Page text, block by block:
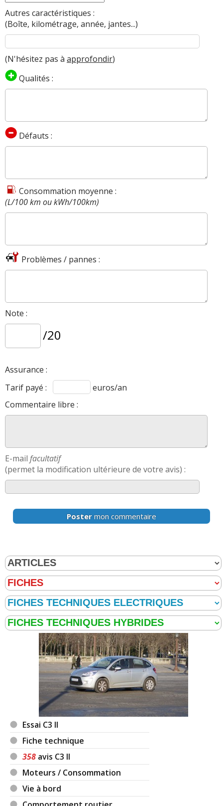
Autres caractéristiques :
(Boîte, kilométrage, année, jantes...)
(N'hésitez pas à approfondir)
Qualités :
Défauts :
Consommation moyenne :
(L/100 km ou kWh/100km)
Problèmes / pannes :
Note :
/20
Assurance :
Tarif payé :
euros/an
Commentaire libre :
E-mail facultatif
(permet la modification ultérieure de votre avis) :
Poster mon commentaire
Essai C3 II
Fiche technique
358 avis C3 II
Moteurs / Consommation
Vie à bord